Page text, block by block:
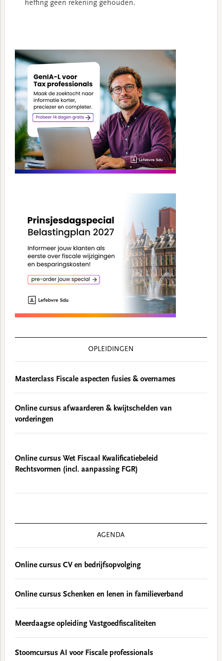
heffing geen rekening gehouden.
Sidebar
OPLEIDINGEN
Masterclass Fiscale aspecten fusies & overnames
Online cursus afwaarderen & kwijtschelden van
vorderingen
Online cursus Wet Fiscaal Kwalificatiebeleid
Rechtsvormen (incl. aanpassing FGR)
AGENDA
Online cursus CV en bedrijfsopvolging
Online cursus Schenken en lenen in familieverband
Meerdaagse opleiding Vastgoedfiscaliteiten
Stoomcursus AI voor Fiscale professionals